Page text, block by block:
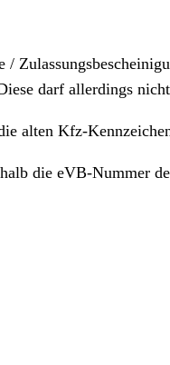
darf allerdings
alten Kfz-
die eVB-Nummer